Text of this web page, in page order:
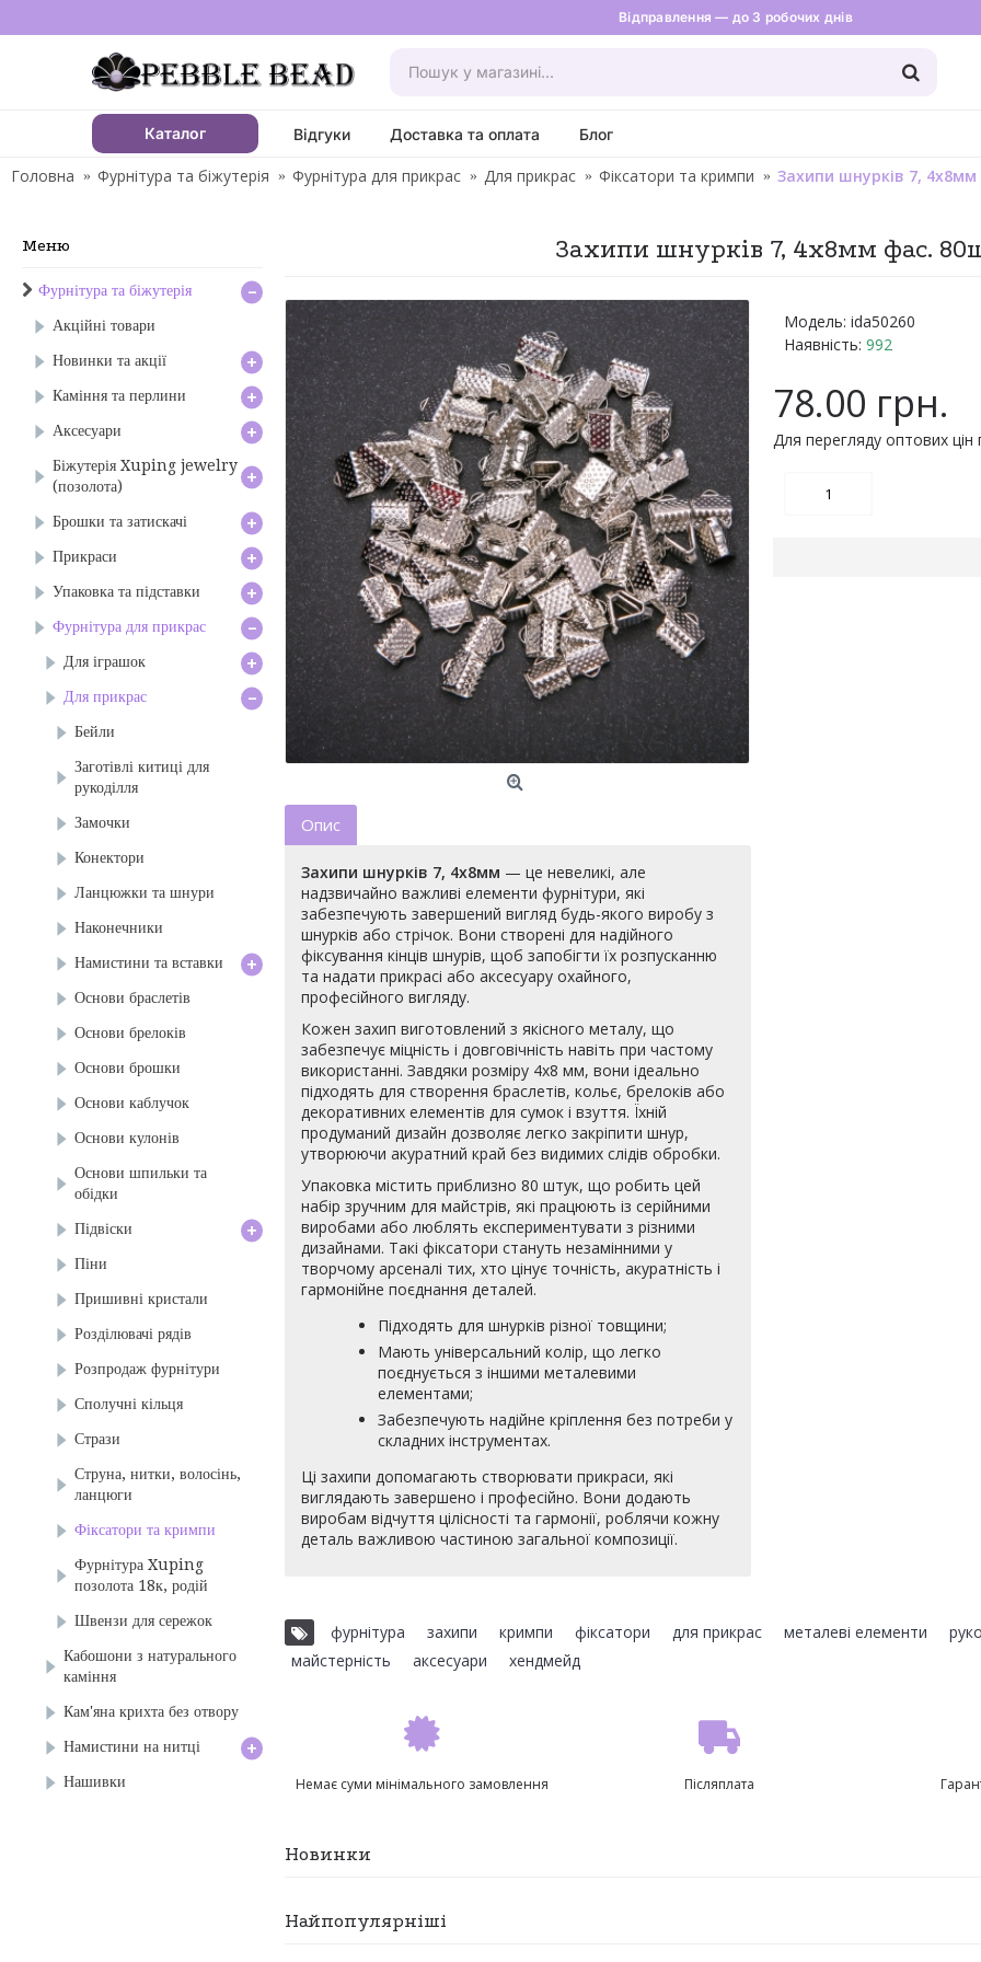
Відправлення — до 3 робочих днів
Каталог Відгуки Доставка та оплата Блог
Головна Фурнітура та біжутерія Фурнітура для прикрас Для прикрас Фіксатори та кримпи Захипи шнурків 7,
Меню
Фурнітура та біжутерія -
Акційні товари
Новинки та акції
+
Каміння та перлини +
Аксесуари +
Біжутерія Xuping jewelry
(позолота)
+
Брошки та затискачі +
Прикраси +
Упаковка та підставки +
Фурнітура для прикрас -
Для іграшок +
Для прикрас -
Бейли
Заготівлі китиці для
рукоділля
Замочки
Конектори
Ланцюжки та шнури
Наконечники
Намистини та вставки
+
Основи браслетів
Основи брелоків
Основи брошки
Основи каблучок
Основи кулонів
Основи шпильки та
обідки
Підвіски
+
Піни
Пришивні кристали
Розділювачі рядів
Розпродаж фурнітури
Сполучні кільця
Стрази
Струна, нитки, волосінь,
ланцюги
Фіксатори та кримпи
Фурнітура Xuping
позолота 18к, родій
Швензи для сережок
Кабошони з натурального
каміння
Кам'яна крихта без отвору
Намистини на нитці
+
Нашивки
Захипи шнурків 7, 4х8мм фас.
Опис
Захипи шнурків 7, 4х8мм — це невеликі, але
надзвичайно важливі елементи фурнітури, які
забезпечують завершений вигляд будь-якого виробу з
шнурків або стрічок. Вони створені для надійного
фіксування кінців шнурів, щоб запобігти їх розпусканню
та надати прикрасі або аксесуару охайного,
професійного вигляду.
Кожен захип виготовлений з якісного металу, що
забезпечує міцність і довговічність навіть при частому
використанні. Завдяки розміру 4х8 мм, вони ідеально
підходять для створення браслетів, кольє, брелоків або
декоративних елементів для сумок і взуття. Їхній
продуманий дизайн дозволяє легко закріпити шнур,
утворюючи акуратний край без видимих слідів обробки.
Упаковка містить приблизно 80 штук, що робить цей
набір зручним для майстрів, які працюють із серійними
виробами або люблять експериментувати з різними
дизайнами. Такі фіксатори стануть незамінними у
творчому арсеналі тих, хто цінує точність, акуратність і
гармонійне поєднання деталей.
Підходять для шнурків різної товщини;
Мають універсальний колір, що легко
поєднується з іншими металевими
елементами;
Забезпечують надійне кріплення без потреби у
складних інструментах.
Ці захипи допомагають створювати прикраси, які
виглядають завершено і професійно. Вони додають
виробам відчуття цілісності та гармонії, роблячи кожну
деталь важливою частиною загальної композиції.
Модель: ida50260
Наявність: 992
78.00 грн.
Для перегляду оптових цін
фурнітура захипи кримпи фіксатори для прикрас металеві елементи
майстерність
аксесуари хендмейд
Немає суми мінімального замовлення Післяплата
Новинки
Найпопулярніші